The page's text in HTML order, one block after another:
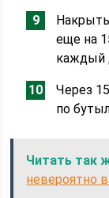
еще на
каждый
Через
по
Читать так
невероятно